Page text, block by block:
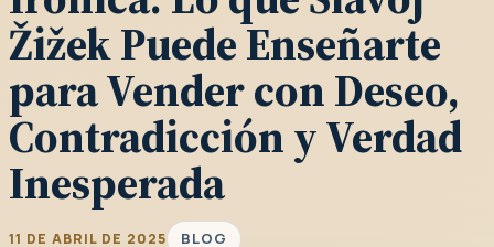
Žižek Puede Enseñarte
para Vender con Deseo,
Contradicción y Verdad
Inesperada
11 DE ABRIL DE 2025 BLOG